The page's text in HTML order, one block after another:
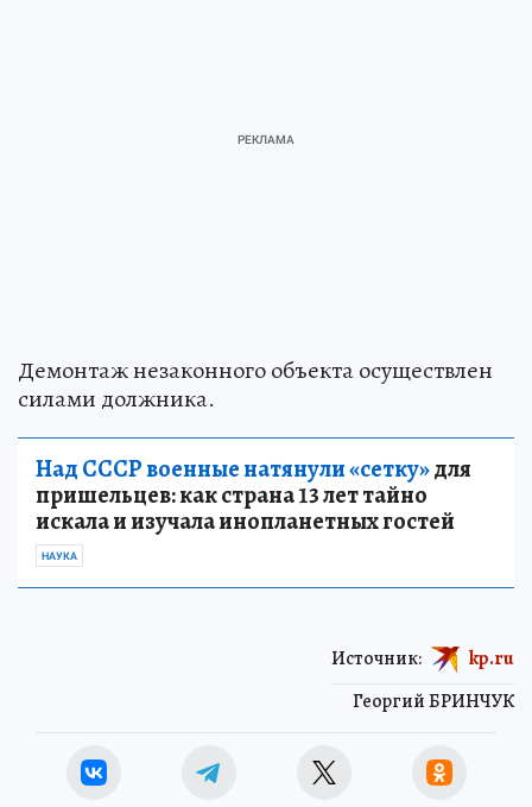
Демонтаж незаконного объекта осуществлен
силами должника.
Над СССР военные натянули «сетку»для
пришельцев: как страна 13 лет тайно
искала и изучала инопланетных гостей
НАУКА
Георгий БРИНЧУК
Источник: kp.ru